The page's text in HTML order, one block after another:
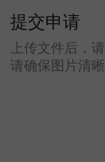
提交申请
上传文件后，
请确保图片清